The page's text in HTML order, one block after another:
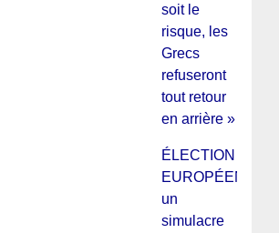
soit le
risque, les
Grecs
refuseront
tout retour
en arrière »
ÉLECTION
EUROPÉENNES
un
simulacre